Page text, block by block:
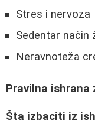
Stres i nervoza
Sedentar način
Neravnoteža
Pravilna ishrana
Šta izbaciti iz